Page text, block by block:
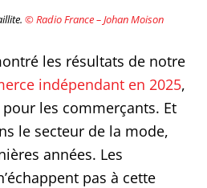
© Radio France – Johan Moison
les résultats de notre
indépendant en 2025,
les commerçants. Et
le secteur de la mode,
années. Les
pas à cette